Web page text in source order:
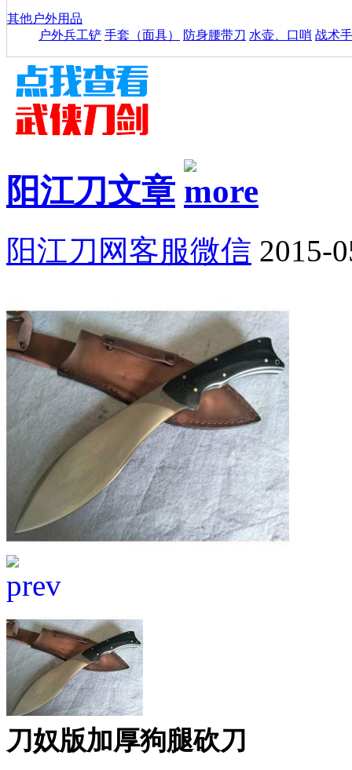
其他户外用品
户外兵工铲 手套（面具） 防身腰带刀 水壶、口哨 战术
阳江刀文章
阳江刀网客服微信 2015-
刀奴版加厚狗腿砍刀